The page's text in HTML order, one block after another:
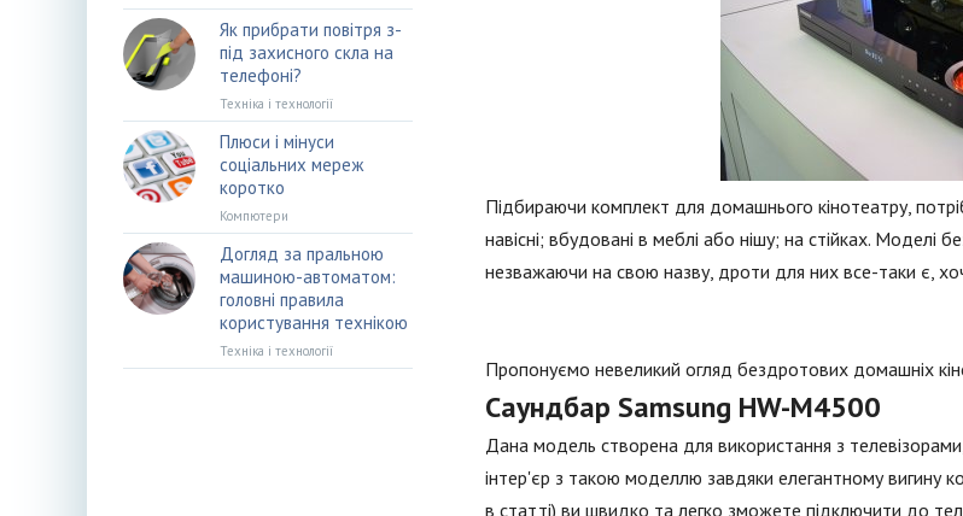
Підбираючи комплект для домашнього кінотеатру,
навісні; вбудовані в меблі або нішу; на стійках. Моделі
незважаючи на свою назву, дроти для них все-таки є,
Пропонуємо невеликий огляд бездротових домашніх
Саундбар Samsung HW-M4500
Дана модель створена для використання з
інтер'єр з такою моделлю завдяки елегантному вигину
в статті) ви швидко та легко зможете підключити до
Як прибрати повітря з-
під захисного скла на
телефоні?
Техніка і технології
Плюси і мінуси
соціальних мереж
коротко
Компютери
Догляд за пральною
машиною-автоматом:
головні правила
користування технікою
Техніка і технології